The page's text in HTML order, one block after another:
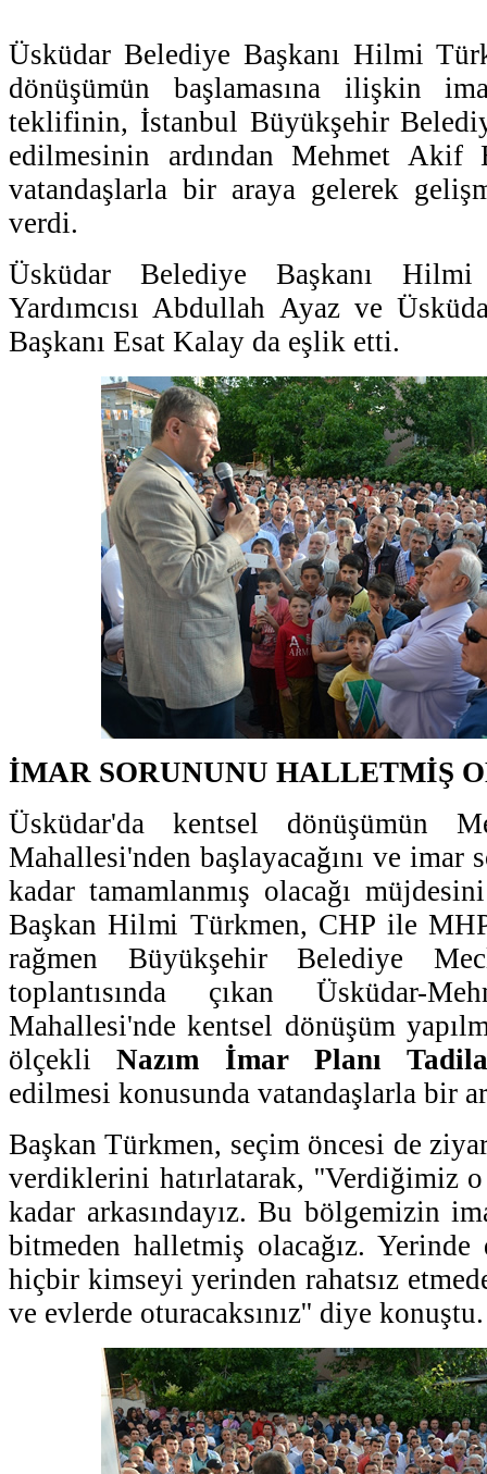
Üsküdar Belediye Başkanı Hilmi
dönüşümün başlamasına ilişkin
teklifinin, İstanbul Büyükşehir
edilmesinin ardından Mehmet Akif
vatandaşlarla bir araya gelerek
verdi.
Üsküdar Belediye Başkanı
Yardımcısı Abdullah Ayaz ve
Başkanı Esat Kalay da eşlik etti.
İMAR SORUNUNU HALLETMİŞ
Üsküdar'da kentsel dönüşümün
Mahallesi'nden başlayacağını ve imar
kadar tamamlanmış olacağı
Başkan Hilmi Türkmen, CHP ile
rağmen Büyükşehir Belediye
toplantısında çıkan Üsküdar-
Mahallesi'nde kentsel dönüşüm
ölçekliNazım İmar Planı
edilmesi konusunda vatandaşlarla bir
Başkan Türkmen, seçim öncesi de
verdiklerini hatırlatarak, ''Verdiğimiz
kadar arkasındayız. Bu bölgemizin
bitmeden halletmiş olacağız. Yerinde
hiçbir kimseyi yerinden rahatsız
ve evlerde oturacaksınız'' diye konuştu.